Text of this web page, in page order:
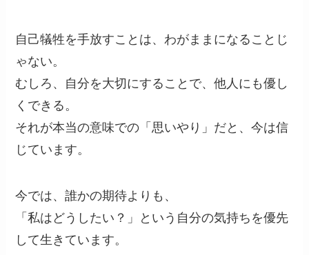
自己犠牲を手放すことは、わがままになることじ
ゃない。
むしろ、自分を大切にすることで、他人にも優し
くできる。
それが本当の意味での「思いやり」だと、今は信
じています。
今では、誰かの期待よりも、
「私はどうしたい？」という自分の気持ちを優先
して生きています。